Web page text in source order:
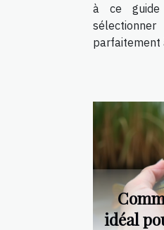
à ce
parfaitement
idéal